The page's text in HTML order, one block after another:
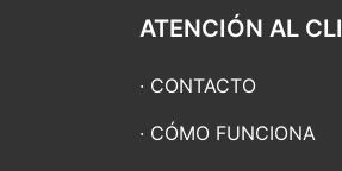
ATENCIÓN AL
CONTACTO
CÓMO FUNCIONA